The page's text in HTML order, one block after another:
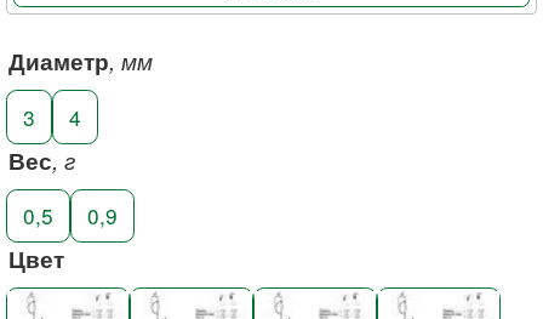
Диаметр, мм
3 4
Вес, г
0,5 0,9
Цвет